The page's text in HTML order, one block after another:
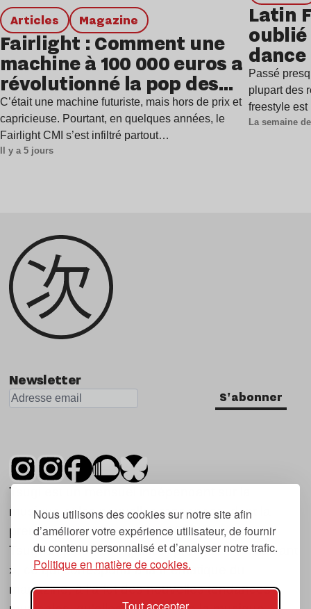
Nous utilisons des cookies sur notre site afin
d’améliorer votre expérience utilisateur, de fournir
du contenu personnalisé et d’analyser notre trafic.
Politique en matière de cookies.
Articles magazine
Fairlight : Comment une
machine à 100 000 euros a
révolutionné la pop des
années 1980 ?
C’était une machine futuriste, mais hors de prix et
capricieuse. Pourtant, en quelques années, le
Fairlight CMI s’est infiltré partout…
Il y a 5 jours
Latin
oublié
Passé
plupart des
freestyle
La semaine
Newsletter
S'abonner
Tsugi est un mensuel indépendant sur la
musique et les nouvelles tendances, dont la
première parution date de 2007.
Tsugi en japonais signifie « prochain », « suivant
», ce qui correspond à la thématique du
magazine, à l’affût des nouvelles tendances